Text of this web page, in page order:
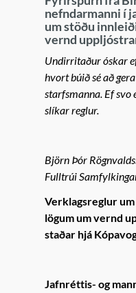
nefndarmanni í
um stöðu
vernd
Undirritaður óskar
hvort búið sé að
starfsmanna. Ef
slíkar reglur.
Björn Þór
Fulltrúi
Verklagsreglur
lögum um vernd
staðar hjá
Jafnréttis- og